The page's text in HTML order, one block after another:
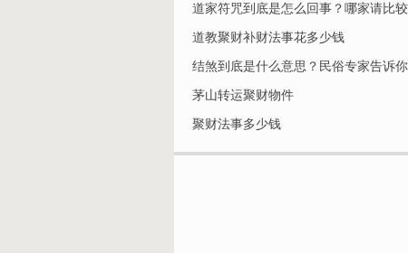
道家符咒到底是怎么回事？哪家请比
道教聚财补财法事花多少钱
结煞到底是什么意思？民俗专家告诉
茅山转运聚财物件
聚财法事多少钱